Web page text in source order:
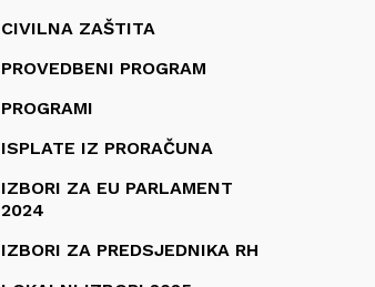
CIVILNA ZAŠTITA
PROVEDBENI PROGRAM
PROGRAMI
ISPLATE IZ PRORAČUNA
IZBORI ZA EU PARLAMENT
2024
IZBORI ZA PREDSJEDNIKA RH